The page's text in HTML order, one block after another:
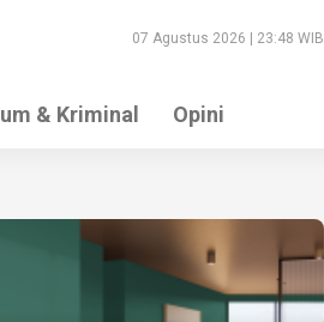
07 Agustus 2026 | 23:48 WIB
& Kriminal Opini